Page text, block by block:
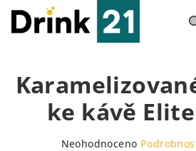
obsah
ke kávě
Průměrné
Neohodnoceno